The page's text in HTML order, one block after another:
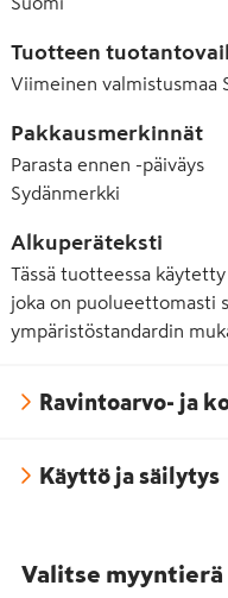
Tuotteen
Viimeinen valmistusmaa
Pakkausmerkinnät
Parasta ennen -päiväys
Sydänmerkki
Alkuperäteksti
Tässä tuotteessa
joka on puolueettomasti
ympäristöstandardin
Ravintoarvo- ja
Käyttö ja säilytys
Valitse myyntierä